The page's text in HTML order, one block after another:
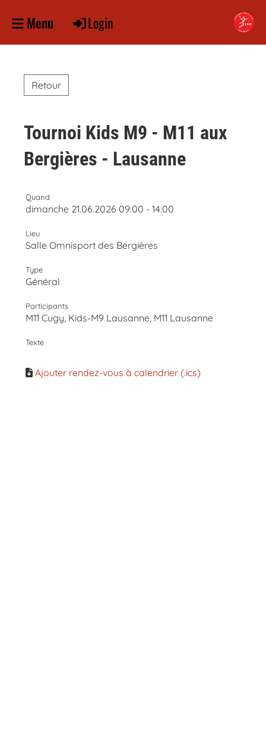
Login
Menu
Retour
Tournoi Kids M9 - M11 aux
Bergières - Lausanne
Quand
dimanche 21.06.2026 09:00 - 14:00
Lieu
Salle Omnisport des Bergières
Type
Général
Participants
M11 Cugy, Kids-M9 Lausanne, M11 Lausanne
Texte
Ajouter rendez-vous à calendrier (.ics)